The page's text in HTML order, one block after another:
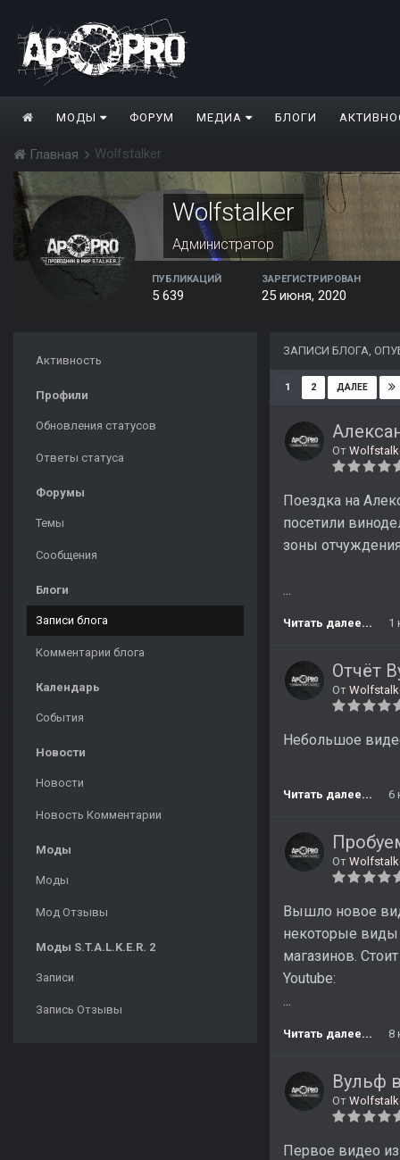
МОДЫ ФОРУМ МЕДИА БЛОГИ
Главная Wolfstalker
Wolfstalker
Администратор
ПУБЛИКАЦИЙ
5 639
ЗАРЕГИСТРИРОВАН
25 июня, 2020
Активность
Профили
Обновления статусов
Ответы статуса
Форумы
Темы
Сообщения
Блоги
Записи блога
Комментарии блога
Календарь
События
Новости
Новости
Новость Комментарии
Моды
Моды
Мод Отзывы
Моды S.T.A.L.K.E.R. 2
Записи
Запись Отзывы
ЗАПИСИ БЛОГА,
1 2 ДАЛЕЕ
От
Поездка на
посетили
зоны
...
Читать далее... 1
Отчёт
От
Небольшое
Читать далее... 6
От
Вышло новое
некоторые виды
магазинов.
Youtube:
...
Читать далее... 8
Вульф
От
Первое видео